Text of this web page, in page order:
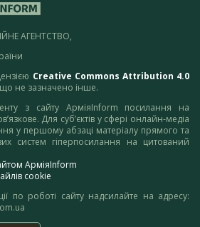
АГЕНТСТВО,
Creative Commons Attribution 4.0
не зазначено інше.
з сайту АрміяInform посилання на
Для суб’єктів у сфері онлайн-медіа
у першому абзаці матеріалу прямого та
систем гіперпосилання на цитований
АрміяInform
cookie
по роботі сайту надсилайте на адресу: